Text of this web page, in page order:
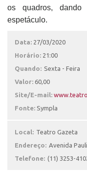
os quadros,
espetáculo.
Data: 27/03/2020
Horário: 21:00
Quando: Sexta - Feira
Valor: 60,00
Site/E-mail:
Fonte: Sympla
Local: Teatro Gazeta
Endereço: Avenida
Telefone: (11) 3253-